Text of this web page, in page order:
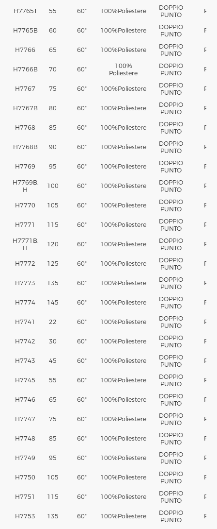
H7765T 55 60" 100%Poliestere
DOPPIO
PUNTO
PA
H7765B 60 60" 100%Poliestere
DOPPIO
PUNTO
PA
H7766 65 60" 100%Poliestere
DOPPIO
PUNTO
PA
H7766B 70 60"
100%
Poliestere
DOPPIO
PUNTO
PA
H7767 75 60" 100%Poliestere
DOPPIO
PUNTO
PA
H7767B 80 60" 100%Poliestere
DOPPIO
PUNTO
PA
H7768 85 60" 100%Poliestere
DOPPIO
PUNTO
PA
H7768B 90 60" 100%Poliestere
DOPPIO
PUNTO
PA
H7769 95 60" 100%Poliestere
DOPPIO
PUNTO
PA
H7769B.
H
100 60" 100%Poliestere
DOPPIO
PUNTO
PA
H7770 105 60" 100%Poliestere
DOPPIO
PUNTO
PA
H7771 115 60" 100%Poliestere
DOPPIO
PUNTO
PA
H7771B.
H
120 60" 100%Poliestere
DOPPIO
PUNTO
PA
H7772 125 60" 100%Poliestere
DOPPIO
PUNTO
PA
H7773 135 60" 100%Poliestere
DOPPIO
PUNTO
PA
H7774 145 60" 100%Poliestere
DOPPIO
PUNTO
PA
H7741 22 60" 100%Poliestere
DOPPIO
PUNTO
PA
H7742 30 60" 100%Poliestere
DOPPIO
PUNTO
PA
H7743 45 60" 100%Poliestere
DOPPIO
PUNTO
PA
H7745 55 60" 100%Poliestere
DOPPIO
PUNTO
PA
H7746 65 60" 100%Poliestere
DOPPIO
PUNTO
PA
H7747 75 60" 100%Poliestere
DOPPIO
PUNTO
PA
H7748 85 60" 100%Poliestere
DOPPIO
PUNTO
PA
H7749 95 60" 100%Poliestere
DOPPIO
PUNTO
PA
H7750 105 60" 100%Poliestere
DOPPIO
PUNTO
PA
H7751 115 60" 100%Poliestere
DOPPIO
PUNTO
PA
H7753 135 60" 100%Poliestere
DOPPIO
PUNTO
PA